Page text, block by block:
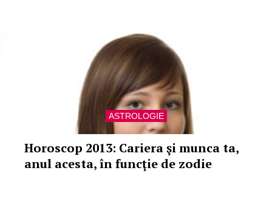
ASTROLOGIE
Horoscop 2013: Cariera şi munca ta,
anul acesta, în funcţie de zodie